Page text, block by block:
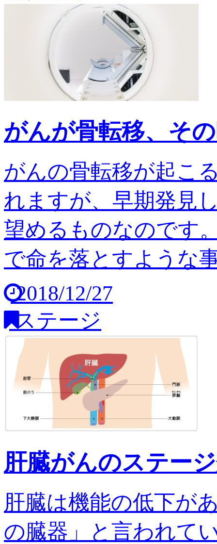
がんが骨転移、そ
がんの骨転移が起こ
れますが、早期発見
望めるものなのです
で命を落とすような
2018/12/27
ステージ
肝臓がんのステー
肝臓は機能の低下が
の臓器」と言われて